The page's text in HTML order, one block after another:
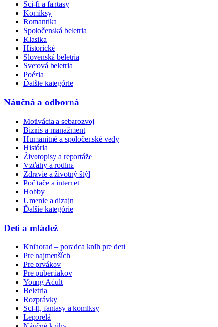
Sci-fi a fantasy
Komiksy
Romantika
Spoločenská beletria
Klasika
Historické
Slovenská beletria
Svetová beletria
Poézia
Ďalšie kategórie
Náučná a odborná
Motivácia a sebarozvoj
Biznis a manažment
Humanitné a spoločenské vedy
História
Životopisy a reportáže
Vzťahy a rodina
Zdravie a životný štýl
Počítače a internet
Hobby
Umenie a dizajn
Ďalšie kategórie
Deti a mládež
Knihorad – poradca kníh pre deti
Pre najmenších
Pre prvákov
Pre pubertiakov
Young Adult
Beletria
Rozprávky
Sci-fi, fantasy a komiksy
Leporelá